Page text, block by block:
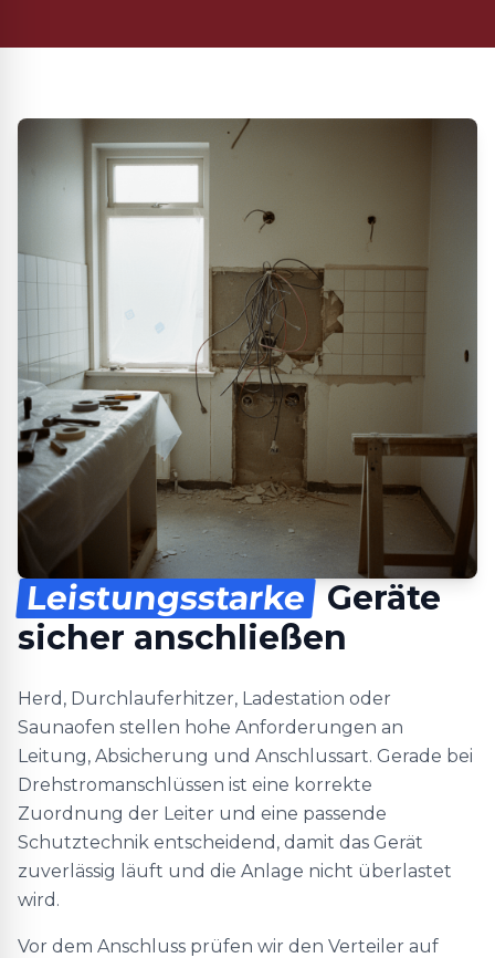
Leistungsstarke Geräte
sicher anschließen
Herd, Durchlauferhitzer, Ladestation oder
Saunaofen stellen hohe Anforderungen an
Leitung, Absicherung und Anschlussart. Gerade bei
Drehstromanschlüssen ist eine korrekte
Zuordnung der Leiter und eine passende
Schutztechnik entscheidend, damit das Gerät
zuverlässig läuft und die Anlage nicht überlastet
wird.
Vor dem Anschluss prüfen wir den Verteiler auf